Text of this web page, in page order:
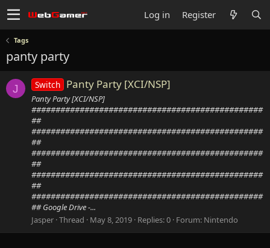
Log in Register
Tags
panty party
J Switch Panty Party [XCI/NSP]
Panty Party [XCI/NSP]
################################################
##
################################################
##
################################################
##
################################################
##
################################################
## Google Drive -...
Jasper Thread May 8, 2019 Replies: 0 Forum: Nintendo